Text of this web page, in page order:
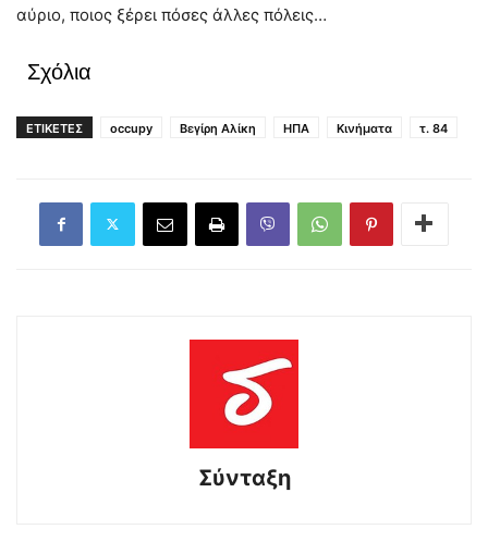
αύριο, ποιος ξέρει πόσες άλλες πόλεις…
Σχόλια
ΕΤΙΚΕΤΕΣ occupy Βεγίρη Αλίκη ΗΠΑ Κινήματα τ. 84
Σύνταξη